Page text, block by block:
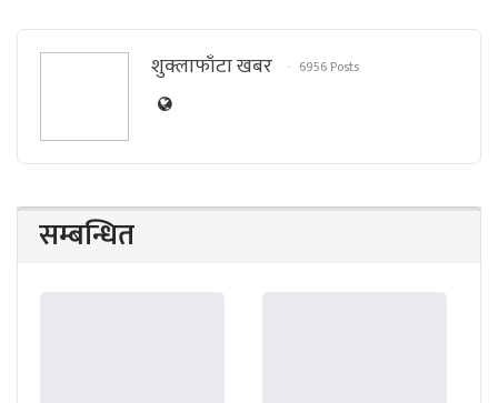
शुक्लाफाँटा खबर 6956 Posts
सम्बन्धित